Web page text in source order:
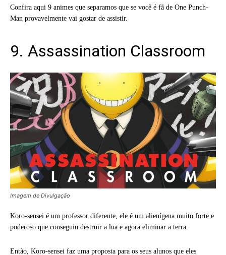
Confira aqui 9 animes que separamos que se você é fã de One Punch-
Man provavelmente vai gostar de assistir.
9. Assassination Classroom
Imagem de Divulgação
Koro-sensei é um professor diferente, ele é um alienígena muito forte e
poderoso que conseguiu destruir a lua e agora eliminar a terra.
Então, Koro-sensei faz uma proposta para os seus alunos que eles